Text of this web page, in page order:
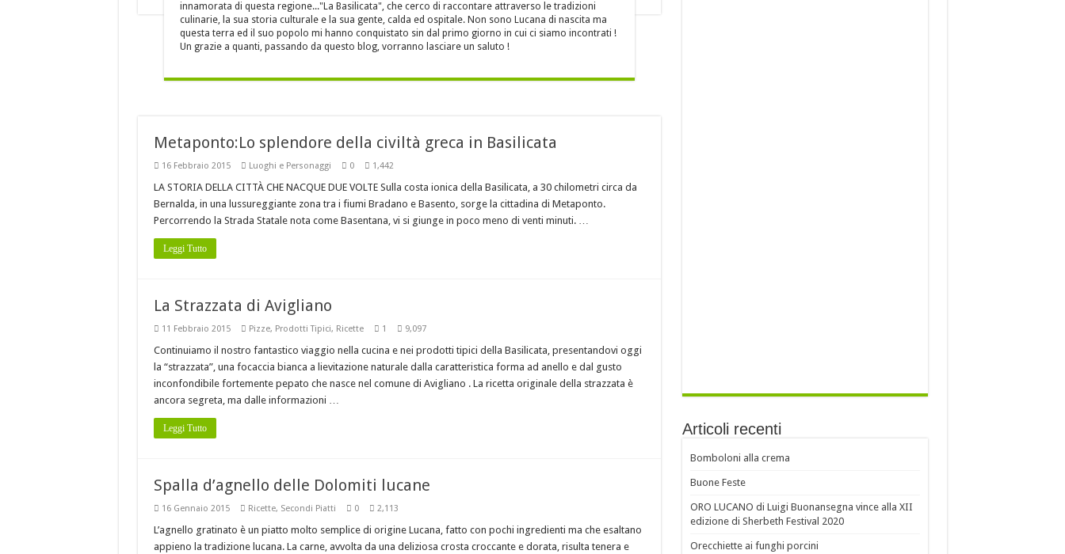
È DELLA BASILICATA LA MIGLIORE CUCINA REGIONALE D’ITALIA !
Costine di maiale con peperoni rossi sott’aceto
innamorata di questa regione..."La Basilicata", che cerco di raccontare attraverso le tradizioni
culinarie, la sua storia culturale e la sua gente, calda ed ospitale. Non sono Lucana di nascita ma
questa terra ed il suo popolo mi hanno conquistato sin dal primo giorno in cui ci siamo incontrati !
Un grazie a quanti, passando da questo blog, vorranno lasciare un saluto !
Metaponto:Lo splendore della civiltà greca in Basilicata
16 Febbraio 2015 Luoghi e Personaggi 0 1,442
LA STORIA DELLA CITTÀ CHE NACQUE DUE VOLTE Sulla costa ionica della Basilicata, a 30 chilometri circa da
Bernalda, in una lussureggiante zona tra i fiumi Bradano e Basento, sorge la cittadina di Metaponto.
Percorrendo la Strada Statale nota come Basentana, vi si giunge in poco meno di venti minuti. …
Leggi Tutto
La Strazzata di Avigliano
11 Febbraio 2015 Pizze, Prodotti Tipici, Ricette 1 9,097
Continuiamo il nostro fantastico viaggio nella cucina e nei prodotti tipici della Basilicata, presentandovi oggi
la “strazzata”, una focaccia bianca a lievitazione naturale dalla caratteristica forma ad anello e dal gusto
inconfondibile fortemente pepato che nasce nel comune di Avigliano . La ricetta originale della strazzata è
ancora segreta, ma dalle informazioni …
Leggi Tutto
Spalla d’agnello delle Dolomiti lucane
16 Gennaio 2015 Ricette, Secondi Piatti 0 2,113
L’agnello gratinato è un piatto molto semplice di origine Lucana, fatto con pochi ingredienti ma che esaltano
appieno la tradizione lucana. La carne, avvolta da una deliziosa crosta croccante e dorata, risulta tenera e
Articoli recenti
Bomboloni alla crema
Buone Feste
ORO LUCANO di Luigi Buonansegna vince alla XII
edizione di Sherbeth Festival 2020
Orecchiette ai funghi porcini